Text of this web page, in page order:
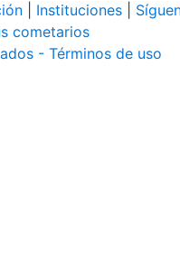
Instituciones
cometarios
- Términos de uso